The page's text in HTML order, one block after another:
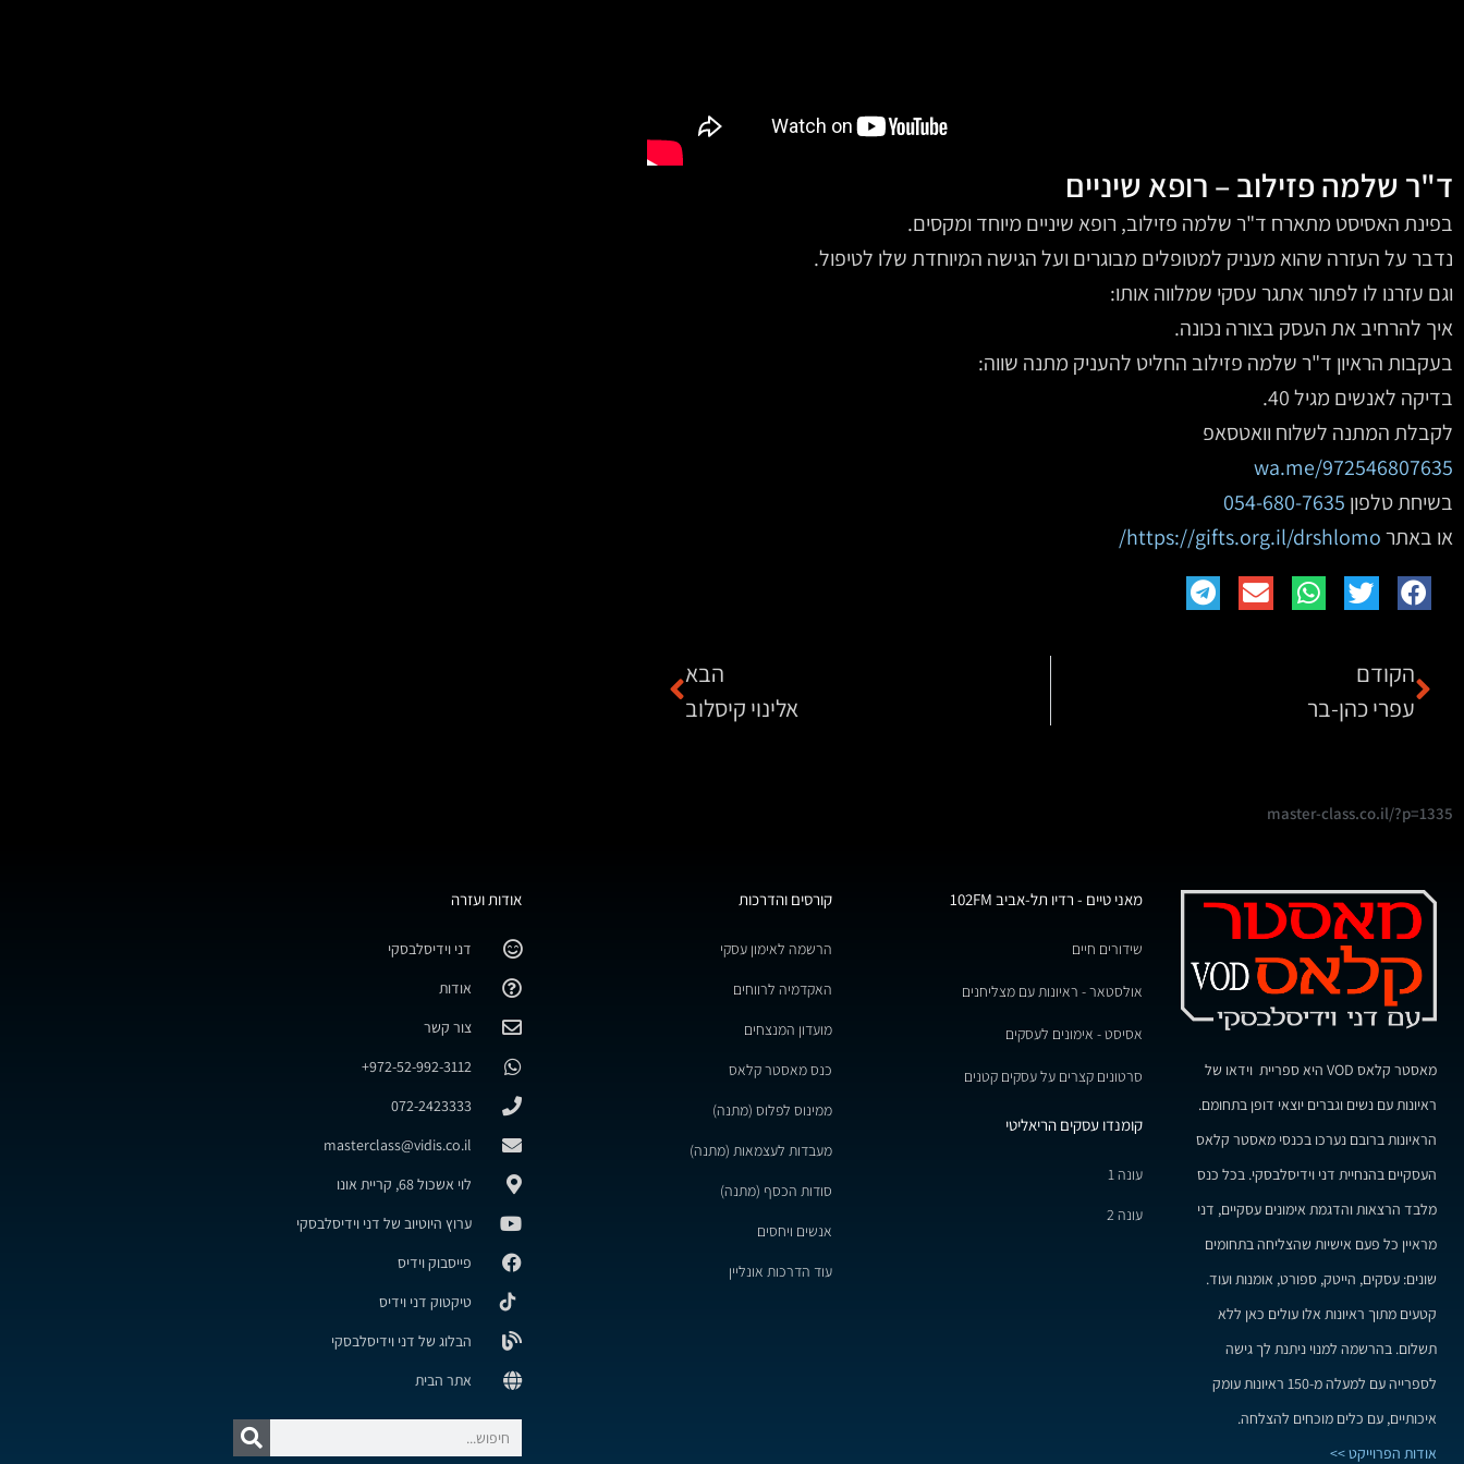
ד"ר שלמה פזילוב – רופא שיניים
בפינת האסיסט מתארח ד"ר שלמה פזילוב, רופא שיניים מיוחד ומקסים.
נדבר על העזרה שהוא מעניק למטופלים מבוגרים ועל הגישה המיוחדת שלו לטיפול.
וגם עזרנו לו לפתור אתגר עסקי שמלווה אותו:
איך להרחיב את העסק בצורה נכונה.
בעקבות הראיון ד"ר שלמה פזילוב החליט להעניק מתנה שווה:
בדיקה לאנשים מגיל 40.
לקבלת המתנה לשלוח וואטסאפ
wa.me/972546807635
בשיחת טלפון 054-680-7635
או באתרhttps://gifts.org.il/drshlomo/
הקודם
עפרי כהן-בר
הבא
אלינוי קיסלוב
master-class.co.il/?p=1335
מאסטר קלאס VOD היא ספריית וידאו של
ראיונות עם נשים וגברים יוצאי דופן בתחומם.
הראיונות ברובם נערכו בכנסי מאסטר קלאס
העסקיים בהנחיית דני וידיסלבסקי. בכל כנס
מלבד הרצאות והדגמת אימונים עסקיים, דני
מראיין כל פעם אישיות שהצליחה בתחומים
שונים: עסקים, הייטק, ספורט, אומנות ועוד.
קטעים מתוך ראיונות אלו עולים כאן ללא
תשלום. בהרשמה למנוי ניתנת לך גישה
לספרייה עם למעלה מ-150 ראיונות עומק
איכותיים, עם כלים מוכחים להצלחה.
אודות הפרוייקט >>
מאני טיים - רדיו תל-אביב 102FM
שידורים חיים
אולסטאר - ראיונות עם מצליחנים
אסיסט - אימונים לעסקים
סרטונים קצרים על עסקים קטנים
קומנדו עסקים הריאליטי
עונה 1
עונה 2
קורסים והדרכות
הרשמה לאימון עסקי
האקדמיה לרווחים
מועדון המנצחים
כנס מאסטר קלאס
ממינוס לפלוס (מתנה)
מעבדות לעצמאות (מתנה)
סודות הכסף (מתנה)
אנשים ויחסים
עוד הדרכות אונליין
אודות ועזרה
דני וידיסלבסקי
אודות
צור קשר
972-52-992-3112+
072-2423333
masterclass@vidis.co.il
לוי אשכול 68, קריית אונו
ערוץ היוטיוב של דני וידיסלבסקי
פייסבוק וידיס
טיקטוק דני וידיס
הבלוג של דני וידיסלבסקי
אתר הבית